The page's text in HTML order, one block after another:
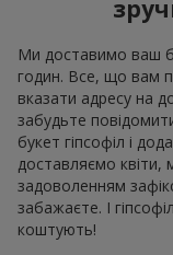
Ми доставимо ваш
годин. Все, що вам
вказати адресу на
забудьте
букет гіпсофіл і
доставляємо квіти,
задоволенням
забажаєте. І
коштують!